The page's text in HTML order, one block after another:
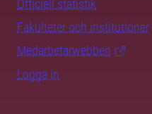
Officiell statistik
Fakulteter och institutioner
Medarbetarwebben
Logga in